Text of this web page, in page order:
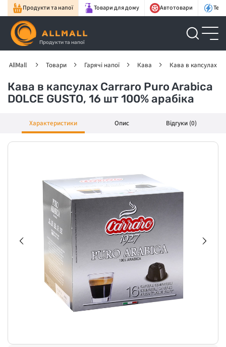
Продукти та напої Товари для дому Автотовари
Продукти та напої
AllMall Товари Гарячі напої Кава Кава в капсулах
Кава в капсулах Carraro Puro Arabica
DOLCE GUSTO, 16 шт 100% арабіка
Характеристики Опис Відгуки (0)